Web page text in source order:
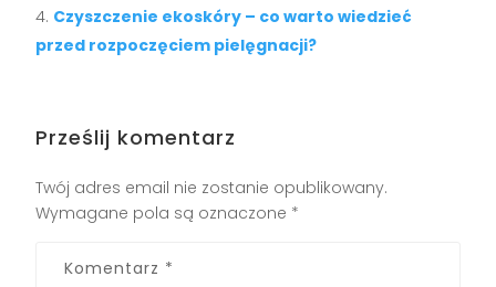
Czyszczenie ekoskóry – co warto wiedzieć
przed rozpoczęciem pielęgnacji?
Prześlij komentarz
Twój adres email nie zostanie opublikowany.
Wymagane pola są oznaczone *